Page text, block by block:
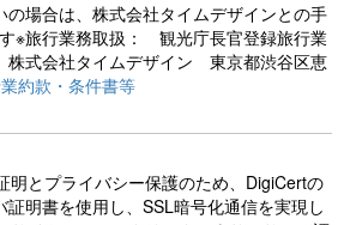
の場合は、株式会社タイムデザインとの手
※旅行業務取扱： 観光庁長官登録旅行業
式会社タイムデザイン 東京都渋谷区恵
約款・条件書等
明とプライバシー保護のため、DigiCertの
証明書を使用し、SSL暗号化通信を実現し